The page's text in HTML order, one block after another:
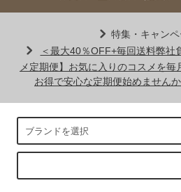
特集・キャン
＜最大40％OFF+毎回送料弊社
メ定期便】お気に入りのコスメを毎
お得で安心な定期便始めません